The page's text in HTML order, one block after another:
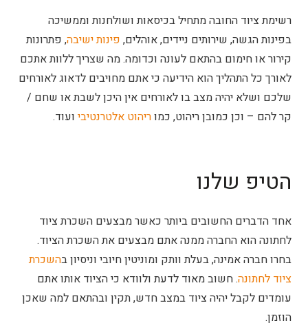
רשימת ציוד החובה מתחיל בכיסאות ושולחנות וממשיכה
בפינות הגשה, שירותים ניידים, אוהלים, פינות ישיבה, פתרונות
קירור או חימום בהתאם לעונה וכדומה. מה שצריך ללוות אתכם
לאורך כל התהליך הוא הידיעה כי אתם מחויבים לדאוג לאורחים
שלכם ושלא יהיה מצב בו לאורחים אין היכן לשבת או שחם /
קר להם – וכן כמובן ריהוט, כמוריהוט אלטרנטיבי ועוד.
הטיפ שלנו
אחד הדברים החשובים ביותר כאשר מבצעים השכרת ציוד
לחתונה הוא החברה ממנה אתם מבצעים את השכרת הציוד.
בחרו חברה אמינה, בעלת וותק ומוניטין חיובי וניסיון בהשכרת
ציוד לחתונה. חשוב מאוד לדעת ולוודא כי הציוד אותו אתם
עומדים לקבל יהיה ציוד במצב חדש, תקין ובהתאם למה שאכן
הוזמן.